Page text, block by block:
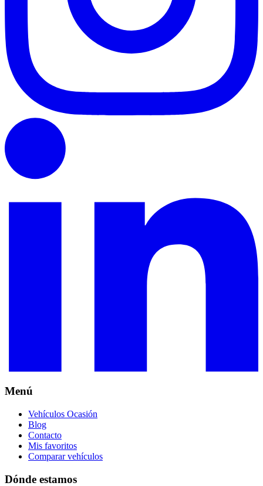
Menú
Vehículos Ocasión
Blog
Contacto
Mis favoritos
Comparar vehículos
Dónde estamos